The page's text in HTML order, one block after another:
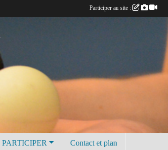
PARTICIPER Contact et plan
Participer au site :